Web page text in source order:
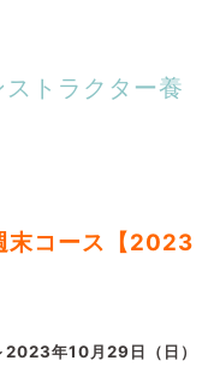
トラクター養
末コース【2023
年10月29日（日）